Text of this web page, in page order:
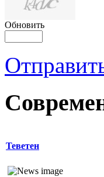
Обновить
Теветен